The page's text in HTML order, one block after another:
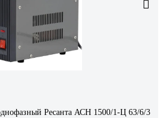
Ресанта АСН 1500/1-Ц 63/6/3